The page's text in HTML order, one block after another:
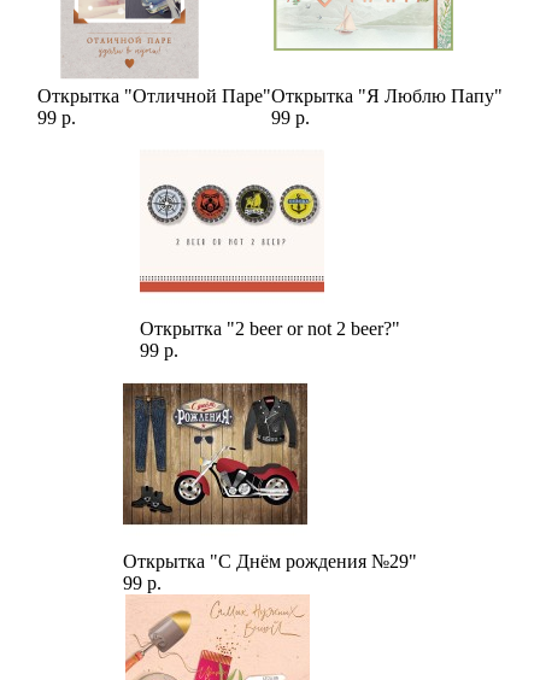
Открытка "Отличной Паре"
99 р.
Открытка "Я Люблю Папу"
99 р.
Открытка "2 beer or not 2 beer?"
99 р.
Открытка "С Днём рождения №29"
99 р.